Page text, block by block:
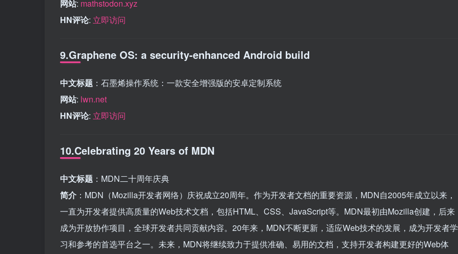
网站: mathstodon.xyz
HN评论: 立即访问
9.Graphene OS: a security-enhanced Android build
中文标题 ：石墨烯操作系统：一款安全增强版的安卓定制系统
网站: lwn.net
HN评论: 立即访问
10.Celebrating 20 Years of MDN
中文标题 ：MDN二十周年庆典
简介 ：MDN（Mozilla开发者网络）庆祝成立20周年。作为开发者文档的重要资源，MDN自2005年成立以来，
一直为开发者提供高质量的Web技术文档，包括HTML、CSS、JavaScript等。MDN最初由Mozilla创建，后来
成为开放协作项目，全球开发者共同贡献内容。20年来，MDN不断更新，适应Web技术的发展，成为开发者学
习和参考的首选平台之一。未来，MDN将继续致力于提供准确、易用的文档，支持开发者构建更好的Web体